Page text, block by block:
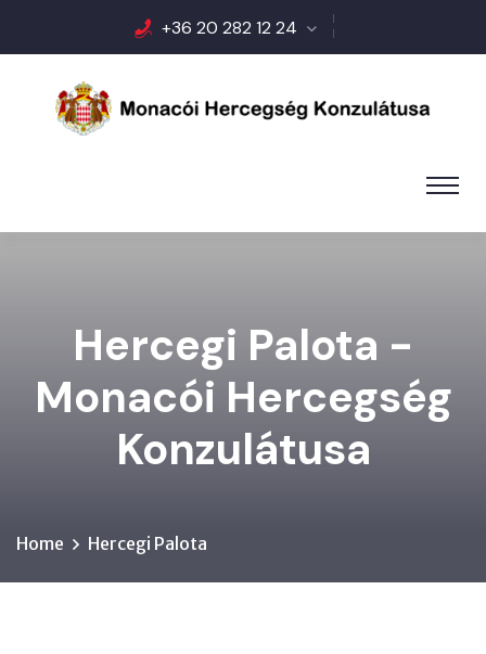
+36 20 282 12 24
Hercegi Palota -
Monacói Hercegség
Konzulátusa
Home Hercegi Palota